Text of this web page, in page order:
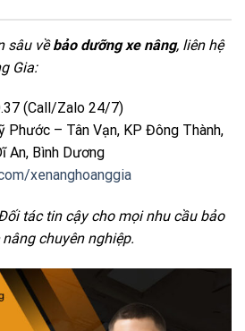
sâu vềbảo dưỡng xe nâng, liên hệ
Gia:
(Call/Zalo 24/7)
Phước – Tân Vạn, KP Đông Thành,
An, Bình Dương
xenanghoanggia
tác tin cậy cho mọi nhu cầu bảo
chuyên nghiệp.